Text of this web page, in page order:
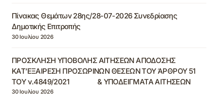
Πίνακας Θεμάτων 28ης/28-07-2026 Συνεδρίασης
Δημοτικής Επιτροπής
30 Ιουλίου 2026
ΠΡΟΣΚΛΗΣΗ ΥΠΟΒΟΛΗΣ ΑΙΤΗΣΕΩΝ ΑΠΟΔΟΣΗΣ
ΚΑΤ’ΕΞΑΙΡΕΣΗ ΠΡΟΣΩΡΙΝΩΝ ΘΕΣΕΩΝ ΤΟΥ ΆΡΘΡΟΥ 51
ΤΟΥ ν.4849/2021 & ΥΠΟΔΕΙΓΜΑΤΑ ΑΙΤΗΣΕΩΝ
30 Ιουλίου 2026